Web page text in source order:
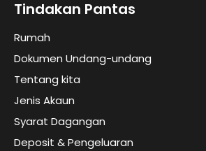
Tindakan Pantas
Rumah
Dokumen Undang-undang
Tentang kita
Jenis Akaun
Syarat Dagangan
Deposit & Pengeluaran